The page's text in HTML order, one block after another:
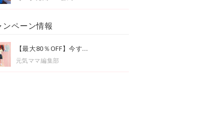
ンペーン情報
【最大80％OFF】今す...
元気ママ編集部